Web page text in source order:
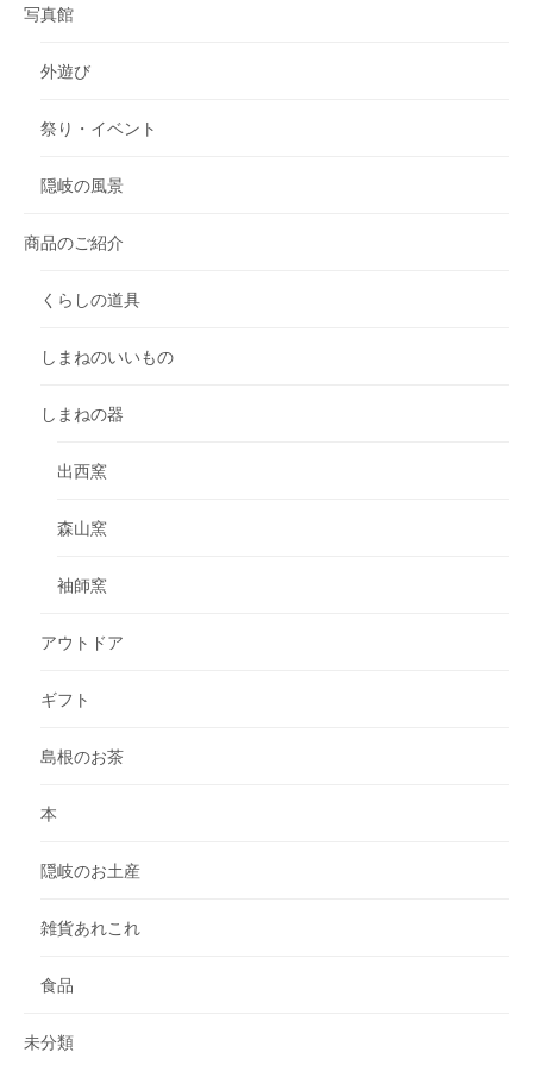
写真館
外遊び
祭り・イベント
隠岐の風景
商品のご紹介
くらしの道具
しまねのいいもの
しまねの器
出西窯
森山窯
袖師窯
アウトドア
ギフト
島根のお茶
本
隠岐のお土産
雑貨あれこれ
食品
未分類